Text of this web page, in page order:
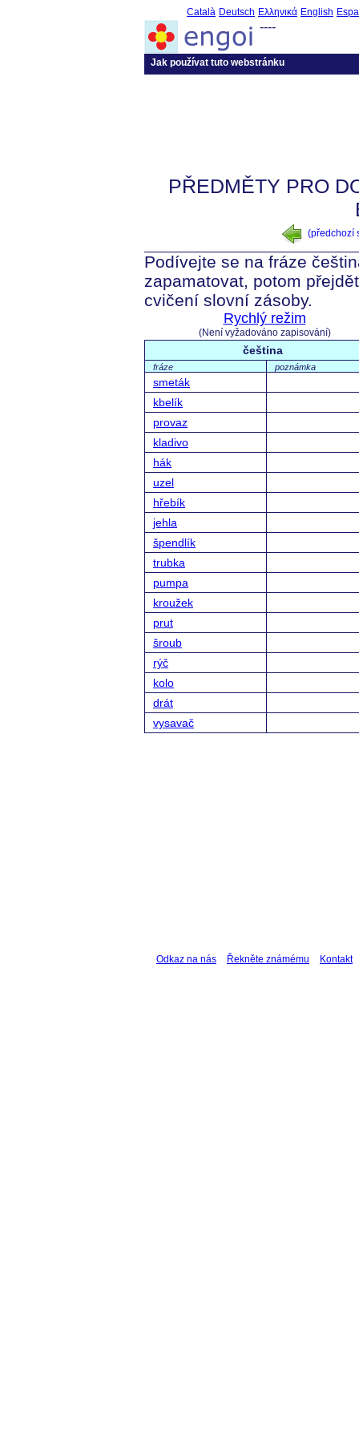
Català Deutsch Ελληνικά English
----
Jak používat tuto webstránku
PŘEDMĚTY PRO
(předchozí
Podívejte se na fráze
zapamatovat, potom
cvičení slovní zásoby.
Rychlý režim
(Není vyžadováno zapisování)
čeština
fráze poznámka
smeták
kbelík
provaz
kladivo
hák
uzel
hřebík
jehla
špendlík
trubka
pumpa
kroužek
prut
šroub
rýč
kolo
drát
vysavač
Odkaz na nás Řekněte známému Kontakt